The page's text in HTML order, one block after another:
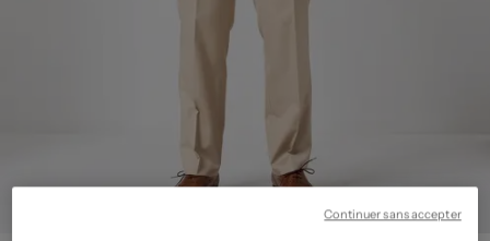
Continuer sans accepter